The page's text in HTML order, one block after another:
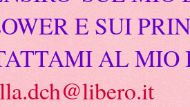
E SUI
AL